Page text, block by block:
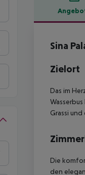
Sina
Zielort
Das im
Grassi
Die
den